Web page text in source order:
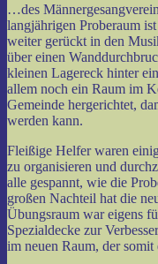
…des
langjährigen Proberaum
weiter gerückt in den
über einen
kleinen Lagereck hinter
allem noch ein Raum im
Gemeinde hergerichtet,
werden kann.
Fleißige Helfer waren
zu organisieren und
alle gespannt, wie die
großen Nachteil hat die
Übungsraum war eigens
Spezialdecke zur
im neuen Raum, der